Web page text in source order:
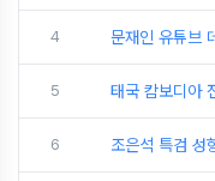
4 문재인 유튜브
5 태국 캄보디아
6 조은석 특검 성